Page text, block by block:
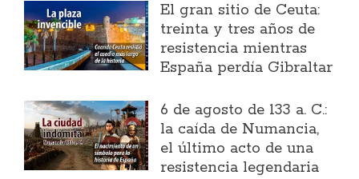
El gran sitio de Ceuta:
treinta y tres años de
resistencia mientras
España perdía Gibraltar
6 de agosto de 133 a. C.:
la caída de Numancia,
el último acto de una
resistencia legendaria